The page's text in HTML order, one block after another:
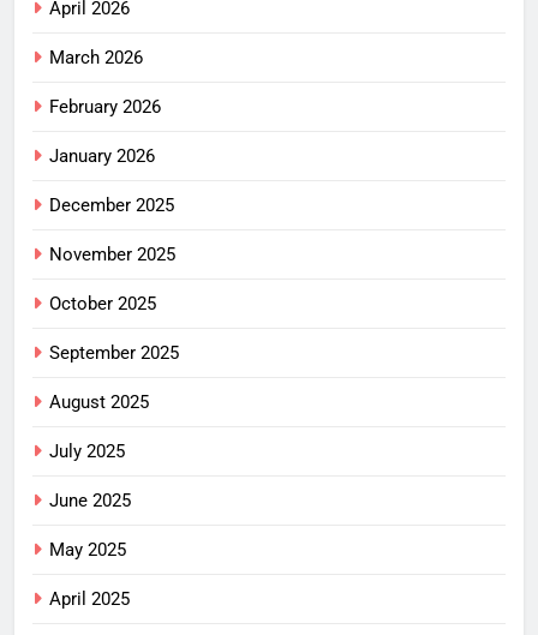
April 2026
March 2026
February 2026
January 2026
December 2025
November 2025
October 2025
September 2025
August 2025
July 2025
June 2025
May 2025
April 2025